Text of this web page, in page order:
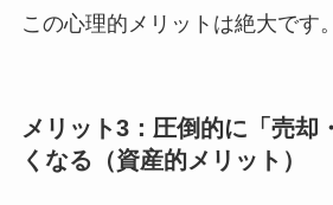
この心理的メリットは絶大です。
メリット3：圧倒的に「売却
くなる（資産的メリット）